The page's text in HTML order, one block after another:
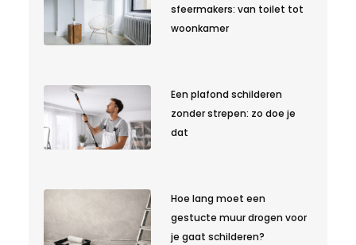
sfeermakers: van toilet tot
woonkamer
Een plafond schilderen
zonder strepen: zo doe je
dat
Hoe lang moet een
gestucte muur drogen voor
je gaat schilderen?